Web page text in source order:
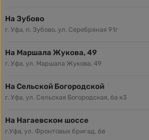
На Зубово
г. Уфа, п. Зубово, ул. Серебряная 91г
На Маршала Жукова, 49
г. Уфа, ул. Маршала Жукова, 49
На Сельской Богородской
г. Уфа, ул. Сельская Богородская, 6а к3
На Нагаевском шоссе
г.Уфа, ул. Фронтовых бригад, 6в